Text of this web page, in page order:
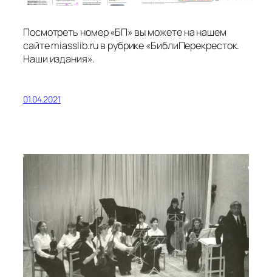
Посмотреть номер «БП» вы можете на нашем
сайте miasslib.ru в рубрике «БиблиПерекресток.
Наши издания».
01.04.2021